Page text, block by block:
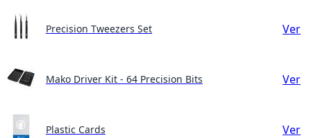
Precision Tweezers Set Ver
Mako Driver Kit - 64 Precision Bits Ver
Plastic Cards Ver